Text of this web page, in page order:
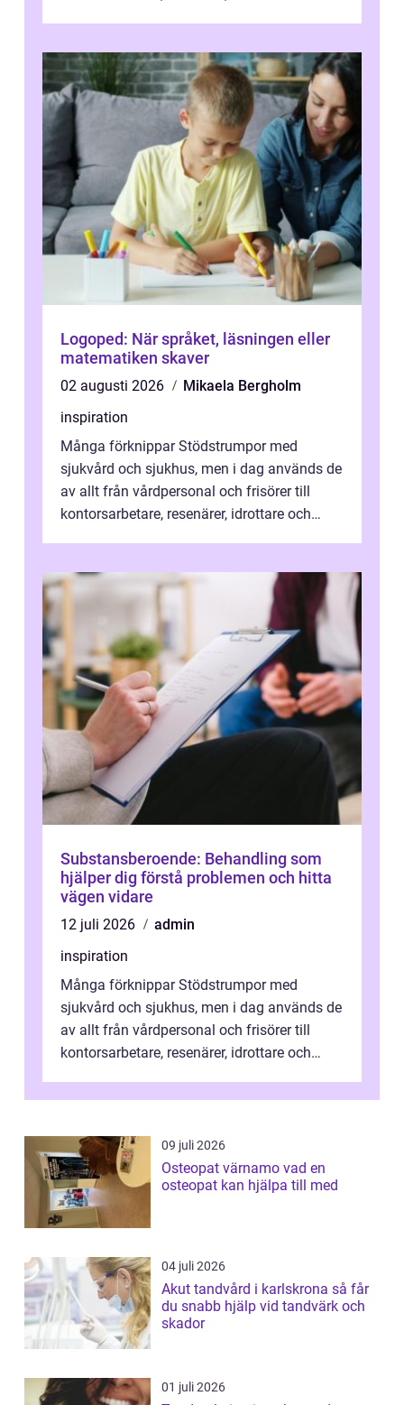
Logoped: När språket, läsningen eller
matematiken skaver
02 augusti 2026
Mikaela Bergholm
inspiration
Många förknippar Stödstrumpor med
sjukvård och sjukhus, men i dag används de
av allt från vårdpersonal och frisörer till
kontorsarbetare, resenärer, idrottare och
Substansberoende: Behandling som
hjälper dig förstå problemen och hitta
vägen vidare
12 juli 2026
admin
inspiration
Många förknippar Stödstrumpor med
sjukvård och sjukhus, men i dag används de
av allt från vårdpersonal och frisörer till
kontorsarbetare, resenärer, idrottare och
09 juli 2026
Osteopat värnamo vad en
osteopat kan hjälpa till med
04 juli 2026
Akut tandvård i karlskrona så får
du snabb hjälp vid tandvärk och
skador
01 juli 2026